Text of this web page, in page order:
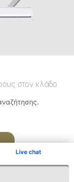
Live chat
στον κλάδο